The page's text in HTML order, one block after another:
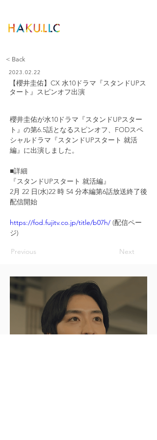
< Back
2023.02.22
【櫻井圭佑】CX 水10ドラマ『スタンドUPス
タート』スピンオフ出演
櫻井圭佑が水10ドラマ『スタンドUPスター
ト』の第6.5話となるスピンオフ、FODスペ
シャルドラマ『スタンドUPスタート 就活
編』に出演しました。
■詳細
『スタンドUPスタート 就活編』
2月 22 日(水)22 時 54 分本編第6話放送終了後
配信開始
https://fod.fujitv.co.jp/title/b07h/ (配信ペー
ジ)
Previous Next